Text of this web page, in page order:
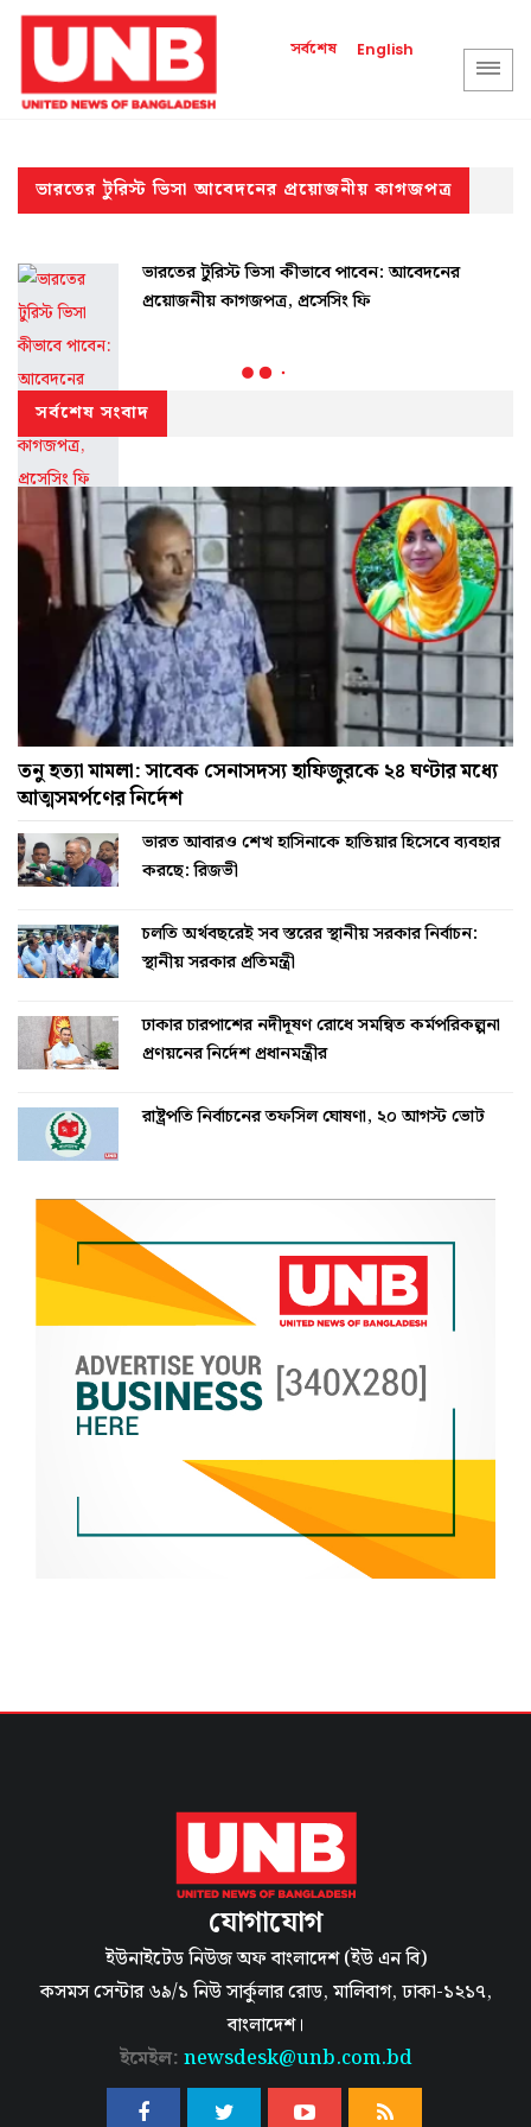
সর্বশেষ English
ভারতের টুরিস্ট ভিসা আবেদনের প্রয়োজনীয় কাগজপত্র
ভারতের টুরিস্ট ভিসা কীভাবে পাবেন: আবেদনের
প্রয়োজনীয় কাগজপত্র, প্রসেসিং ফি
সর্বশেষ সংবাদ
তনু হত্যা মামলা: সাবেক সেনাসদস্য হাফিজুরকে ২৪ ঘণ্টার মধ্যে
আত্মসমর্পণের নির্দেশ
ভারত আবারও শেখ হাসিনাকে হাতিয়ার হিসেবে ব্যবহার
করছে: রিজভী
চলতি অর্থবছরেই সব স্তরের স্থানীয় সরকার নির্বাচন:
স্থানীয় সরকার প্রতিমন্ত্রী
ঢাকার চারপাশের নদীদূষণ রোধে সমন্বিত কর্মপরিকল্পনা
প্রণয়নের নির্দেশ প্রধানমন্ত্রীর
রাষ্ট্রপতি নির্বাচনের তফসিল ঘোষণা, ২০ আগস্ট ভোট
যোগাযোগ
ইউনাইটেড নিউজ অফ বাংলাদেশ (ইউ এন বি)
কসমস সেন্টার ৬৯/১ নিউ সার্কুলার রোড, মালিবাগ, ঢাকা-১২১৭,
বাংলাদেশ।
ইমেইল: newsdesk@unb.com.bd